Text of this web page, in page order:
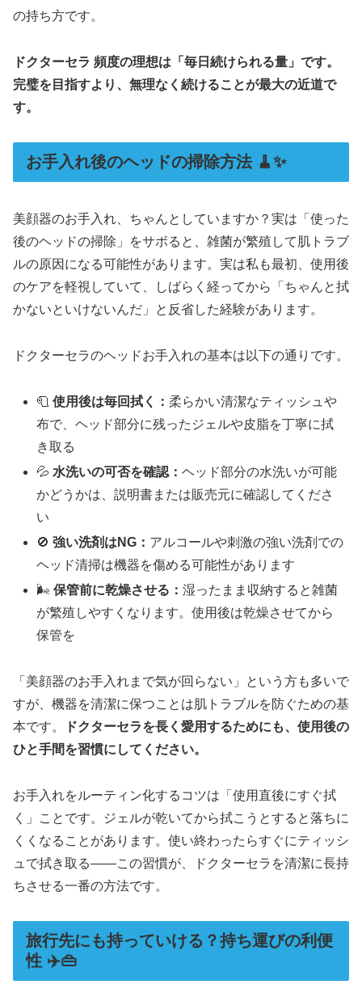
の持ち方です。
ドクターセラ 頻度の理想は「毎日続けられる量」です。
完璧を目指すより、無理なく続けることが最大の近道で
す。
お手入れ後のヘッドの掃除方法 🧹✨
美顔器のお手入れ、ちゃんとしていますか？実は「使った
後のヘッドの掃除」をサボると、雑菌が繁殖して肌トラブ
ルの原因になる可能性があります。実は私も最初、使用後
のケアを軽視していて、しばらく経ってから「ちゃんと拭
かないといけないんだ」と反省した経験があります。
ドクターセラのヘッドお手入れの基本は以下の通りです。
🧻使用後は毎回拭く：柔らかい清潔なティッシュや
布で、ヘッド部分に残ったジェルや皮脂を丁寧に拭
き取る
💦 水洗いの可否を確認：ヘッド部分の水洗いが可能
かどうかは、説明書または販売元に確認してくださ
い
🚫強い洗剤はNG： アルコールや刺激の強い洗剤での
ヘッド清掃は機器を傷める可能性があります
🌬️保管前に乾燥させる：湿ったまま収納すると雑菌
が繁殖しやすくなります。使用後は乾燥させてから
保管を
「美顔器のお手入れまで気が回らない」という方も多いで
すが、機器を清潔に保つことは肌トラブルを防ぐための基
本です。
ドクターセラを長く愛用するためにも、使用後の
ひと手間を習慣にしてください。
お手入れをルーティン化するコツは「使用直後にすぐ拭
く」ことです。ジェルが乾いてから拭こうとすると落ちに
くくなることがあります。使い終わったらすぐにティッシ
ュで拭き取る——この習慣が、ドクターセラを清潔に長持
ちさせる一番の方法です。
旅行先にも持っていける？持ち運びの利便
性 ✈️👜